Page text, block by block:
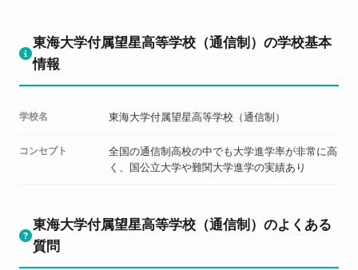
東海大学付属望星高等学校（通信制）の学校基本
情報
学校名 東海大学付属望星高等学校（通信制）
コンセプト
全国の通信制高校の中でも大学進学率が非常に高
く、国公立大学や難関大学進学の実績あり
東海大学付属望星高等学校（通信制）のよくある
質問